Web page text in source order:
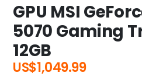
GPU MSI
5070 Gaming
12GB
US$1,049.99